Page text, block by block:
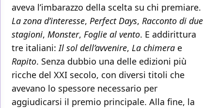
aveva l’imbarazzo della scelta su chi premiare.
La zona d’interesse, Perfect Days, Racconto di due
stagioni, Monster, Foglie al vento. E addirittura
tre italiani: Il sol dell’avvenire, La chimera e
Rapito. Senza dubbio una delle edizioni più
ricche del XXI secolo, con diversi titoli che
avevano lo spessore necessario per
aggiudicarsi il premio principale. Alla fine, la